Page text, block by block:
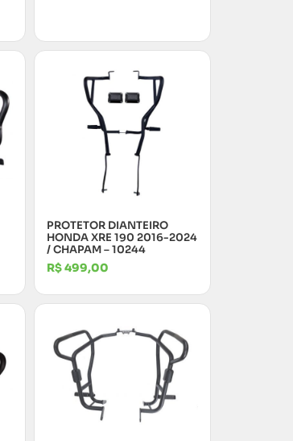
PROTETOR DIANTEIRO
HONDA XRE 190 2016-2024
/ CHAPAM – 10244
R$499,00